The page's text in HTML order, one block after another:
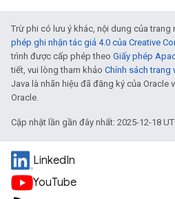
Trừ phi có lưu ý khác, nội dung của
phép ghi nhận tác giả 4.0 của Creative
trình được cấp phép theo Giấy phép
tiết, vui lòng tham khảo Chính sách trang
Java là nhãn hiệu đã đăng ký của Oracle
Oracle.
Cập nhật lần gần đây nhất: 2025-12-18
LinkedIn
YouTube